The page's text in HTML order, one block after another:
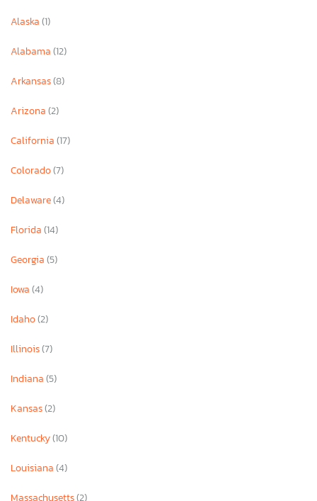
Alaska(1)
Alabama(12)
Arkansas(8)
Arizona(2)
California(17)
Colorado(7)
Delaware(4)
Florida(14)
Georgia(5)
Iowa(4)
Idaho(2)
Illinois(7)
Indiana(5)
Kansas(2)
Kentucky(10)
Louisiana(4)
Massachusetts(2)